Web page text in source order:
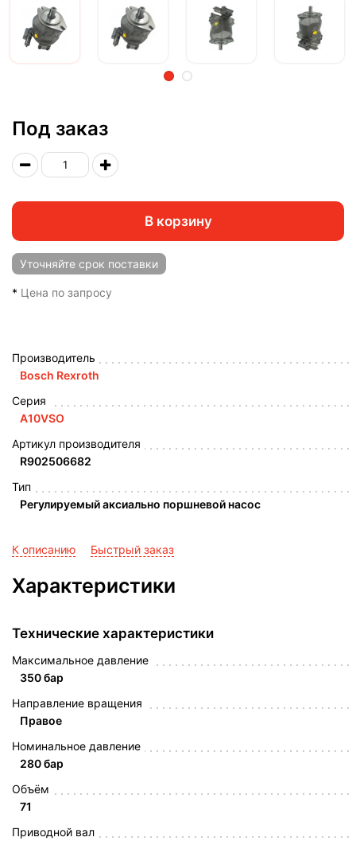
Под заказ
В корзину
Уточняйте срок поставки
* Цена по запросу
Производитель
Bosch Rexroth
Серия
A10VSO
Артикул производителя
R902506682
Тип
Регулируемый аксиально поршневой насос
К описанию Быстрый заказ
Характеристики
Технические характеристики
Максимальное давление
350 бар
Направление вращения
Правое
Номинальное давление
280 бар
Объём
71
Приводной вал